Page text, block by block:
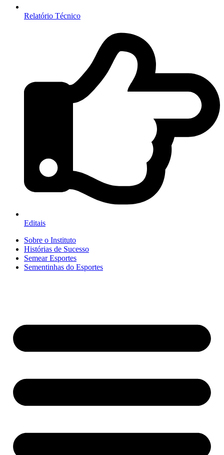
Relatório Técnico
Editais
Sobre o Instituto
Histórias de Sucesso
Semear Esportes
Sementinhas do Esportes